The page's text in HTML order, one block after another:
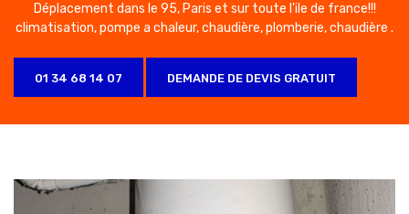
Déplacement dans le 95, Paris et sur toute l'ile de france!!!
climatisation, pompe a chaleur, chaudière, plomberie, chaudière .
01 34 68 14 07 DEMANDE DE DEVIS GRATUIT